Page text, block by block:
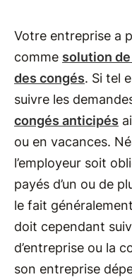
Votre entreprise a
comme solution
des congés. Si tel
suivre les
congés anticipés
ou en vacances.
l’employeur soit
payés d’un ou de
le fait
doit cependant
d’entreprise ou la
son entreprise